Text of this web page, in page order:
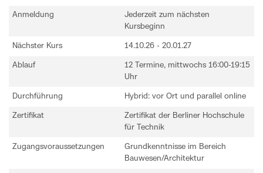
Anmeldung
Jederzeit zum nächsten
Kursbeginn
Nächster Kurs 14.10.26 - 20.01.27
Ablauf
12 Termine, mittwochs 16:00-19:15
Uhr
Durchführung Hybrid: vor Ort und parallel online
Zertifikat
Zertifikat der Berliner Hochschule
für Technik
Zugangsvoraussetzungen
Grundkenntnisse im Bereich
Bauwesen/Architektur